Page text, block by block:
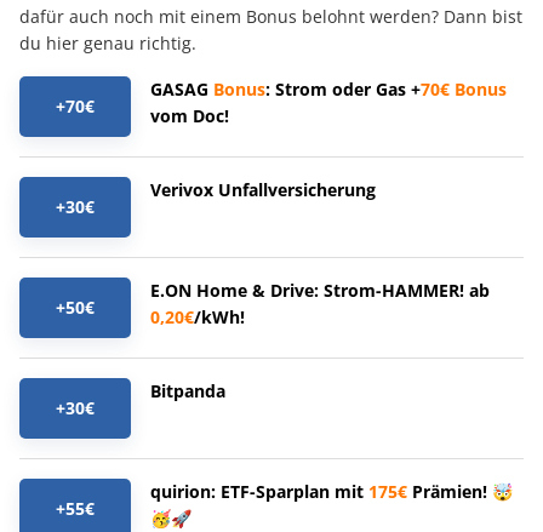
dafür auch noch mit einem Bonus belohnt werden? Dann bist
du hier genau richtig.
+70€
GASAG Bonus: Strom oder Gas +70€ Bonus
vom Doc!
+30€
Verivox Unfallversicherung
+50€
E.ON Home & Drive: Strom-HAMMER! ab
0,20€/kWh!
+30€
Bitpanda
+55€
quirion: ETF-Sparplan mit 175€ Prämien! 🤯
🥳🚀